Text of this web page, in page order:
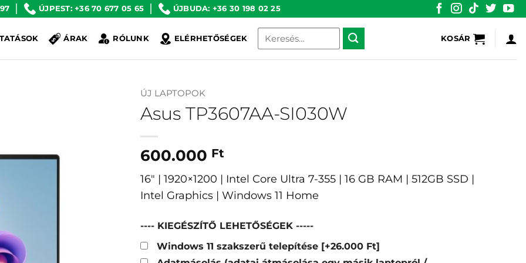
ÚJPEST: +36 70 677 05 65 ÚJBUDA: +36 30 198 02 25
ÁRAK RÓLUNK ELÉRHETŐSÉGEK
Keresés
következőre:
KOSÁR
ÚJ LAPTOPOK
Asus TP3607AA-SI030W
600.000 Ft
16″ | 1920×1200 | Intel Core Ultra 7-355 | 16 GB RAM | 512GB SSD |
Intel Graphics | Windows 11 Home
---- KIEGÉSZÍTŐ LEHETŐSÉGEK -----
Windows 11 szakszerű telepítése [+26.000 Ft]